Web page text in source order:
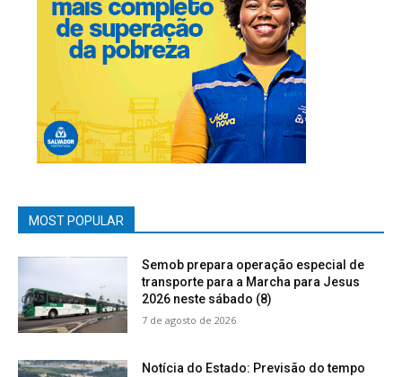
MOST POPULAR
Semob prepara operação especial de
transporte para a Marcha para Jesus
2026 neste sábado (8)
7 de agosto de 2026
Notícia do Estado: Previsão do tempo